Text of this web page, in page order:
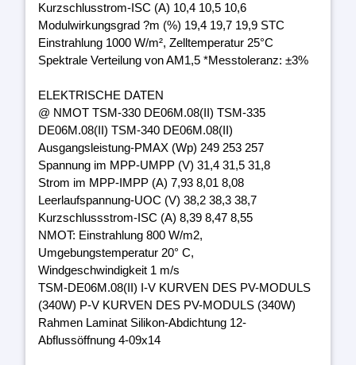
Kurzschlusstrom-ISC (A) 10,4 10,5 10,6
Modulwirkungsgrad ?m (%) 19,4 19,7 19,9 STC
Einstrahlung 1000 W/m², Zelltemperatur 25°C
Spektrale Verteilung von AM1,5 *Messtoleranz: ±3%
ELEKTRISCHE DATEN
@ NMOT TSM-330 DE06M.08(II) TSM-335
DE06M.08(II) TSM-340 DE06M.08(II)
Ausgangsleistung-PMAX (Wp) 249 253 257
Spannung im MPP-UMPP (V) 31,4 31,5 31,8
Strom im MPP-IMPP (A) 7,93 8,01 8,08
Leerlaufspannung-UOC (V) 38,2 38,3 38,7
Kurzschlussstrom-ISC (A) 8,39 8,47 8,55
NMOT: Einstrahlung 800 W/m2,
Umgebungstemperatur 20° C,
Windgeschwindigkeit 1 m/s
TSM-DE06M.08(II) I-V KURVEN DES PV-MODULS
(340W) P-V KURVEN DES PV-MODULS (340W)
Rahmen Laminat Silikon-Abdichtung 12-
Abflussöffnung 4-09x14